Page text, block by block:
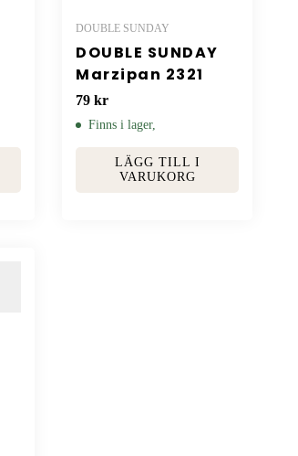
DOUBLE SUNDAY
DOUBLE SUNDAY
Marzipan 2321
79kr
Finns i lager,
LÄGG TILL I
VARUKORG